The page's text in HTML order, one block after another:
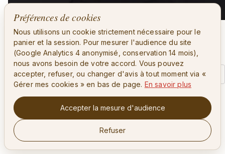
Casquette colibri · adulte allié
22,00€
Ajouter au panier
Préférences de cookies
Nous utilisons un cookie strictement nécessaire pour le
panier et la session. Pour mesurer l'audience du site
(Google Analytics 4 anonymisé, conservation 14 mois),
nous avons besoin de votre accord. Vous pouvez
accepter, refuser, ou changer d'avis à tout moment via «
Gérer mes cookies » en bas de page. En savoir plus
Accepter la mesure d'audience
Refuser
Gérer mes cookies